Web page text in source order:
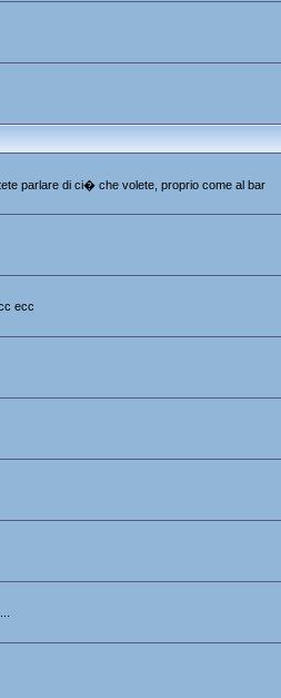
parlare di ci� che volete, proprio come al bar
ecc